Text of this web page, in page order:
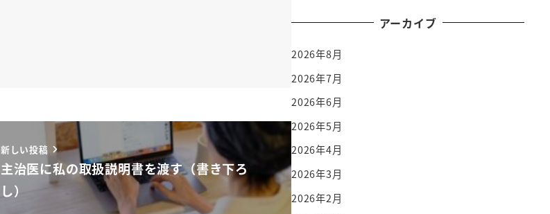
新しい投稿
主治医に私の取扱説明書を渡す（書き下ろ
し）
アーカイブ
2026年8月
2026年7月
2026年6月
2026年5月
2026年4月
2026年3月
2026年2月